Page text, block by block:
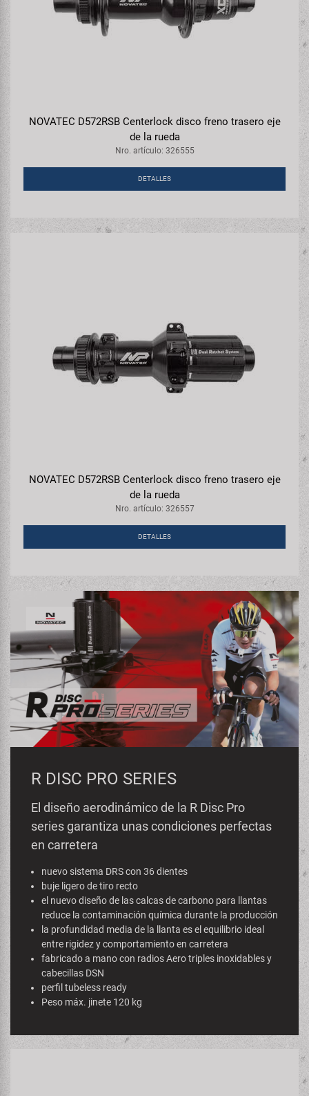
NOVATEC D572RSB Centerlock disco freno trasero eje
de la rueda
Nro. artículo: 326555
DETALLES
NOVATEC D572RSB Centerlock disco freno trasero eje
de la rueda
Nro. artículo: 326557
DETALLES
R DISC PRO SERIES
El diseño aerodinámico de la R Disc Pro
series garantiza unas condiciones perfectas
en carretera
nuevo sistema DRS con 36 dientes
buje ligero de tiro recto
el nuevo diseño de las calcas de carbono para llantas
reduce la contaminación química durante la producción
la profundidad media de la llanta es el equilibrio ideal
entre rigidez y comportamiento en carretera
fabricado a mano con radios Aero triples inoxidables y
cabecillas DSN
perfil tubeless ready
Peso máx. jinete 120 kg